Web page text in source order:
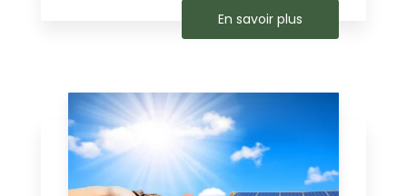
En savoir plus